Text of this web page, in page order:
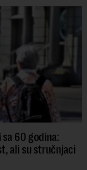
sa 60 godina:
ali su stručnjaci